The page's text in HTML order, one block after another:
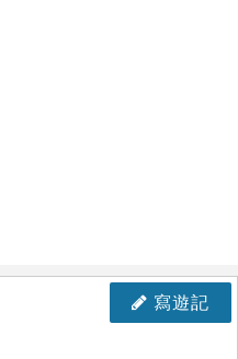
寫遊記